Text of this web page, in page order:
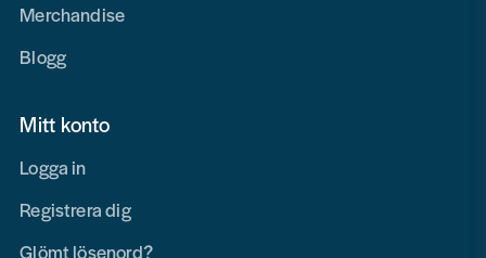
Merchandise
Blogg
Mitt konto
Logga in
Registrera dig
Glömt lösenord?